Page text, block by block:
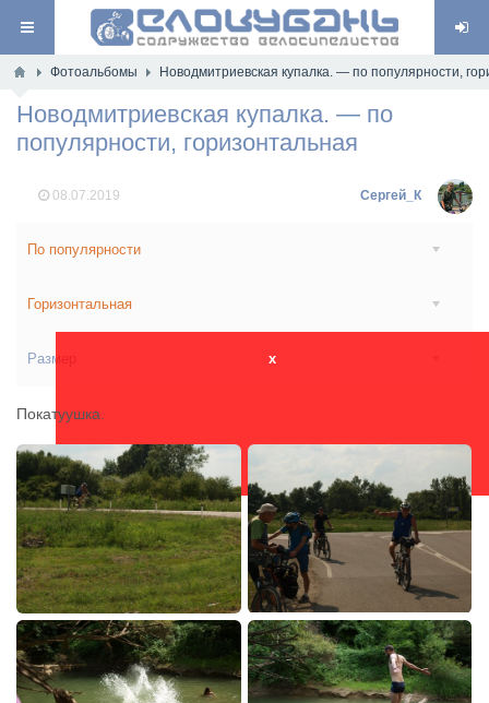
Фотоальбомы Новодмитриевская купалка. — по популярности,
Новодмитриевская купалка. — по
популярности, горизонтальная
08.07.2019 Сергей_К
По популярности
Горизонтальная
Размер x
Покатуушка.